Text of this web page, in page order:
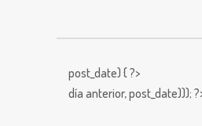
post_date) { ?>
día anterior,post_date)));